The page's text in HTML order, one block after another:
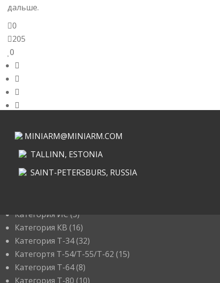
дальше.
0
205
0
MINIARM@MINIARM.COM
TALLINN, ESTONIA
SAINT-PETERSBURS, RUSSIA
Категория ИС (3)
Категория КВ (16)
Категория Т-34(32)
Категортя Т-54/Т-55/Т-62 (15)
Категория T-64(8)
Категория T-80 (10)